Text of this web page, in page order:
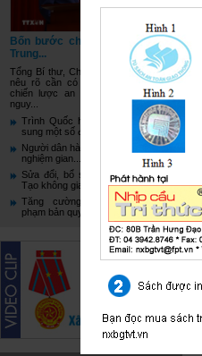
Bốn bước chuyển từ Hội nghị
Trung...
Tổng Bí thư, Chủ tịch nước Tô Lâm
nêu rõ cần có bước chuyển trong
chiến lược an ninh, từ xử lý từng
nguy...
Trình Quốc hội Luật sửa đổi, bổ
sung một số điều...
Người dân hào hứng check-in, trải
nghiệm gian...
Sửa đổi, bổ sung Luật Xuất bản:
Tạo không gian...
Tăng cường phòng, chống vi
phạm bản quyền xuất...